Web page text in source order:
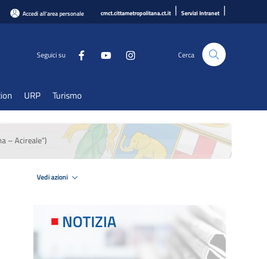
Accedi all'area personale cmct.cittametropolitana.ct.it | Servizi Intranet |
Seguici su Cerca
URP Turismo
– Acireale”)
Vedi azioni